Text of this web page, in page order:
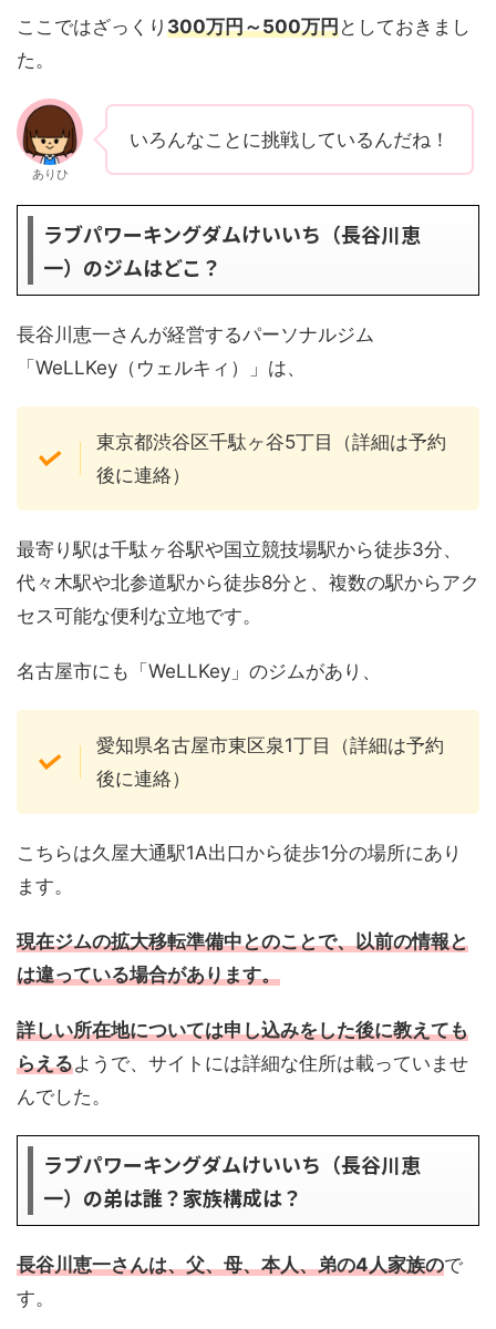
ここではざっくり 300万円～500万円としておきまし
た。
ありひ
いろんなことに挑戦しているんだね！
ラブパワーキングダムけいいち（長谷川恵
一）のジムはどこ？
長谷川恵一さんが経営するパーソナルジム
「WeLLKey（ウェルキィ）」は、
東京都渋谷区千駄ヶ谷5丁目（詳細は予約
後に連絡）
最寄り駅は千駄ヶ谷駅や国立競技場駅から徒歩3分、
代々木駅や北参道駅から徒歩8分と、複数の駅からアク
セス可能な便利な立地です。
名古屋市にも「WeLLKey」のジムがあり、
愛知県名古屋市東区泉1丁目（詳細は予約
後に連絡）
こちらは久屋大通駅1A出口から徒歩1分の場所にあり
ます。
現在ジムの拡大移転準備中とのことで、以前の情報と
は違っている場合があります。
詳しい所在地については申し込みをした後に教えても
らえるようで、サイトには詳細な住所は載っていませ
んでした。
ラブパワーキングダムけいいち（長谷川恵
一）の弟は誰？家族構成は？
長谷川恵一さんは、父、母、本人、弟の4人家族ので
す。